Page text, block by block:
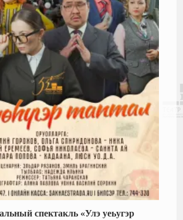
спектакль «Улэ уеьугэр